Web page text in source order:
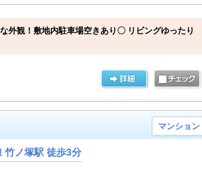
外観！敷地内駐車場空きあり〇 リビングゆったり
マンション
竹ノ塚駅 徒歩3分